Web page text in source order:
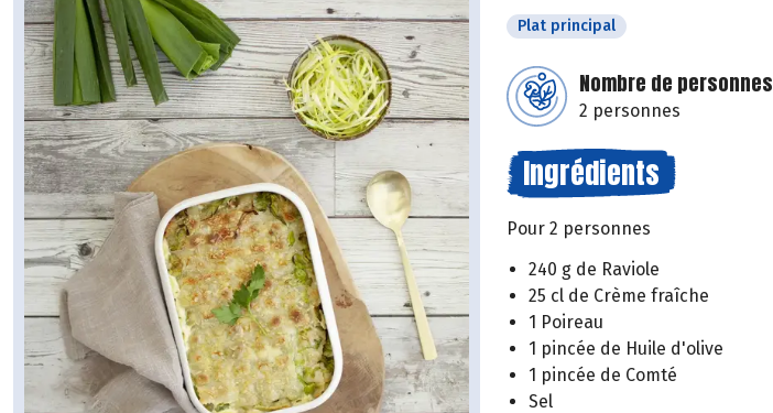
Plat principal
Nombre de personnes
2 personnes
Ingrédients
Pour 2 personnes
240 g de Raviole
25 cl de Crème fraîche
1 Poireau
1 pincée de Huile d'olive
1 pincée de Comté
Sel